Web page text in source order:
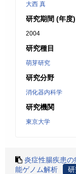
大西 真
研究期間 (年度)
2004
研究種目
萌芽研究
研究分野
消化器内科学
研究機関
東京大学
炎症性腸疾患
能ゲノム解析